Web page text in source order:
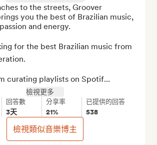
to the streets, Groover
you the best of Brazilian music,
and energy.
for the best Brazilian music from
curating playlists on Spotif...
檢視更多
回答數
3天
分享率
21%
已提供的回答
538
檢視類似音樂博主